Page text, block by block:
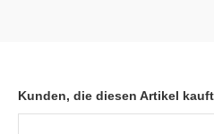
Kunden, die diesen Artikel